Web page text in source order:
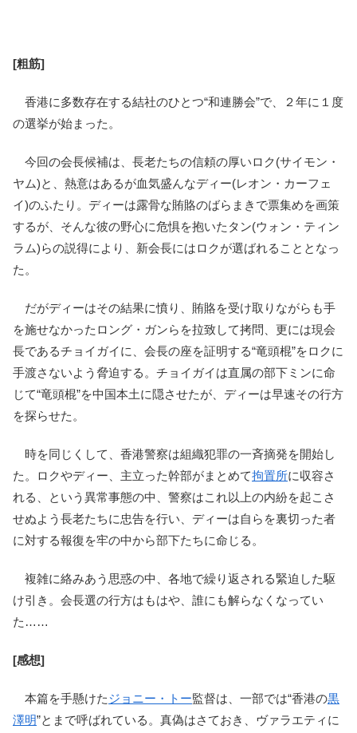
[粗筋]
香港に多数存在する結社のひとつ“和連勝会”で、２年に１度
の選挙が始まった。
今回の会長候補は、長老たちの信頼の厚いロク(サイモン・
ヤム)と、熱意はあるが血気盛んなディー(レオン・カーフェ
イ)のふたり。ディーは露骨な賄賂のばらまきで票集めを画策
するが、そんな彼の野心に危惧を抱いたタン(ウォン・ティン
ラム)らの説得により、新会長にはロクが選ばれることとなっ
た。
だがディーはその結果に憤り、賄賂を受け取りながらも手
を施せなかったロング・ガンらを拉致して拷問、更には現会
長であるチョイガイに、会長の座を証明する“竜頭棍”をロクに
手渡さないよう脅迫する。チョイガイは直属の部下ミンに命
じて“竜頭棍”を中国本土に隠させたが、ディーは早速その行方
を探らせた。
時を同じくして、香港警察は組織犯罪の一斉摘発を開始し
た。ロクやディー、主立った幹部がまとめて拘置所に収容さ
れる、という異常事態の中、警察はこれ以上の内紛を起こさ
せぬよう長老たちに忠告を行い、ディーは自らを裏切った者
に対する報復を牢の中から部下たちに命じる。
複雑に絡みあう思惑の中、各地で繰り返される緊迫した駆
け引き。会長選の行方はもはや、誰にも解らなくなってい
た……
[感想]
本篇を手懸けたジョニー・トー監督は、一部では“香港の黒
澤明”とまで呼ばれている。真偽はさておき、ヴァラエティに